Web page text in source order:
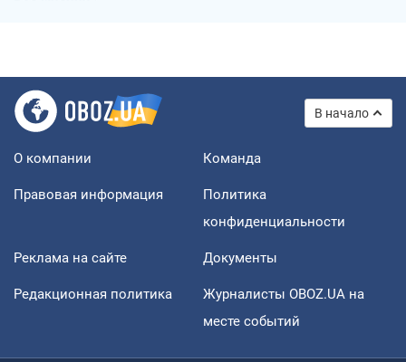
В начало
О компании Команда
Правовая информация
Политика
конфиденциальности
Реклама на сайте Документы
Редакционная политика
Журналисты OBOZ.UA на
месте событий